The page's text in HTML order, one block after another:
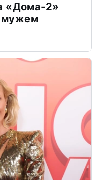
«Дома-2»
мужем